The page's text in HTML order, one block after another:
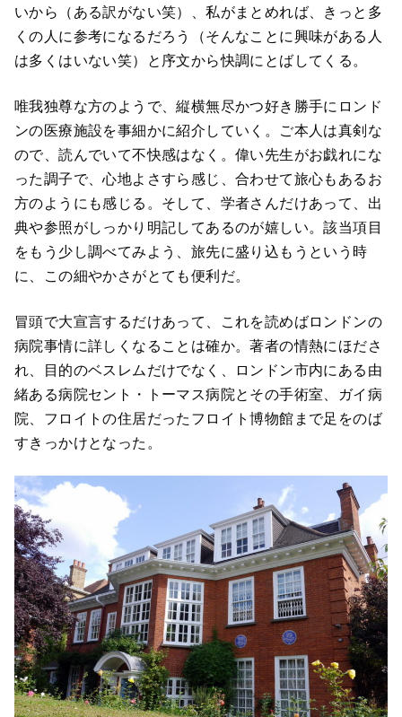
いから（ある訳がない笑）、私がまとめれば、きっと多
くの人に参考になるだろう（そんなことに興味がある人
は多くはいない笑）と序文から快調にとばしてくる。
唯我独尊な方のようで、縦横無尽かつ好き勝手にロンド
ンの医療施設を事細かに紹介していく。ご本人は真剣な
ので、読んでいて不快感はなく。偉い先生がお戯れにな
った調子で、心地よさすら感じ、合わせて旅心もあるお
方のようにも感じる。そして、学者さんだけあって、出
典や参照がしっかり明記してあるのが嬉しい。該当項目
をもう少し調べてみよう、旅先に盛り込もうという時
に、この細やかさがとても便利だ。
冒頭で大宣言するだけあって、これを読めばロンドンの
病院事情に詳しくなることは確か。著者の情熱にほださ
れ、目的のベスレムだけでなく、ロンドン市内にある由
緒ある病院セント・トーマス病院とその手術室、ガイ病
院、フロイトの住居だったフロイト博物館まで足をのば
すきっかけとなった。